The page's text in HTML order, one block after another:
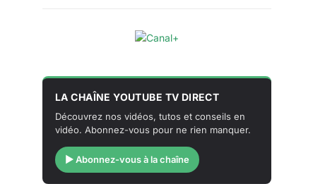
LA CHAÎNE YOUTUBE TV DIRECT
Découvrez nos vidéos, tutos et conseils en
vidéo. Abonnez-vous pour ne rien manquer.
▶ Abonnez-vous à la chaîne